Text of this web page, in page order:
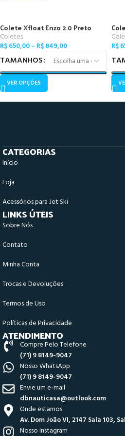
Colete Xfloat Enzo 2.0 Preto
Coletes
R$650,00– R$849,00
TAMANHOS
VER OPÇÕES
R$
CATEGORIAS
Início
Loja
Acessórios para Jet Ski
LINKS ÚTEIS
Sobre Nós
Contato
Minha Conta
Trocas e Devoluções
Termos de Uso
Políticas de Privacidade
ATENDIMENTO
Compre Pelo Telefone
(71) 9 8149-9047
Nosso WhatsApp
(71) 9 8149-9047
Envie um e-mail
dbnauticasa@outlook.com
Onde estamos
Av. Dom João VI, 2147 Sala 103,
Nosso Instagram